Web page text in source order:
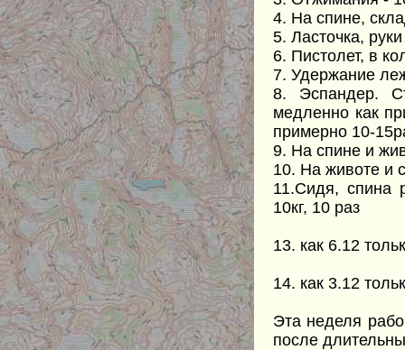
4. На спине,
5. Ласточка,
6. Пистолет, в
7. Удержание
8. Эспандер.
медленно как
примерно 10-
9. На спине и
10. На животе и
11.Сидя, спина
10кг, 10 раз
13. как 6.12
14. как 3.12
Эта неделя
после